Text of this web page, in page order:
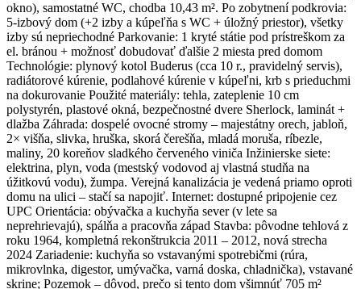
okno), samostatné WC, chodba 10,43 m². Po zobytnení podkrovia:
5-izbový dom (+2 izby a kúpeľňa s WC + úložný priestor), všetky
izby sú nepriechodné Parkovanie: 1 kryté státie pod prístreškom za
el. bránou + možnosť dobudovať ďalšie 2 miesta pred domom
Technológie: plynový kotol Buderus (cca 10 r., pravidelný servis),
radiátorové kúrenie, podlahové kúrenie v kúpeľni, krb s prieduchmi
na dokurovanie Použité materiály: tehla, zateplenie 10 cm
polystyrén, plastové okná, bezpečnostné dvere Sherlock, laminát +
dlažba Záhrada: dospelé ovocné stromy – majestátny orech, jabloň,
2× višňa, slivka, hruška, skorá čerešňa, mladá moruša, ríbezle,
maliny, 20 koreňov sladkého červeného viniča Inžinierske siete:
elektrina, plyn, voda (mestský vodovod aj vlastná studňa na
úžitkovú vodu), žumpa. Verejná kanalizácia je vedená priamo oproti
domu na ulici – stačí sa napojiť. Internet: dostupné pripojenie cez
UPC Orientácia: obývačka a kuchyňa sever (v lete sa
neprehrievajú), spálňa a pracovňa západ Stavba: pôvodne tehlová z
roku 1964, kompletná rekonštrukcia 2011 – 2012, nová strecha
2024 Zariadenie: kuchyňa so vstavanými spotrebičmi (rúra,
mikrovlnka, digestor, umývačka, varná doska, chladnička), vstavané
skrine; Pozemok – dôvod, prečo si tento dom všimnúť 705 m²